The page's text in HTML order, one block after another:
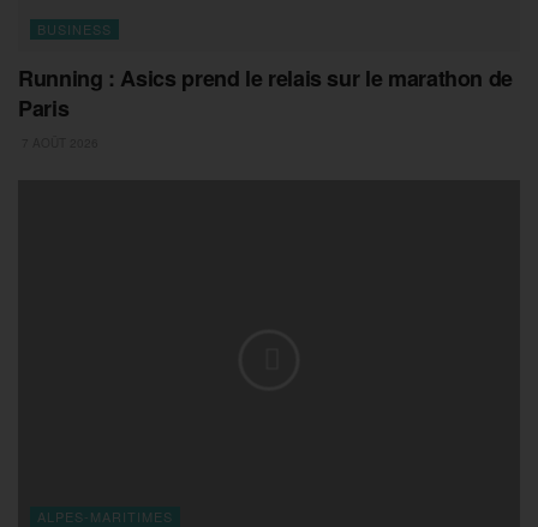
BUSINESS
Running : Asics prend le relais sur le marathon de
Paris
ALPES-MARITIMES